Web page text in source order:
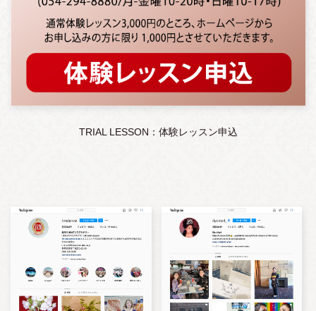
TRIAL LESSON：体験レッスン申込